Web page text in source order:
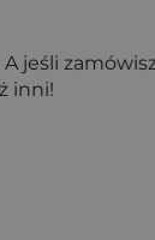
jeśli
inni!